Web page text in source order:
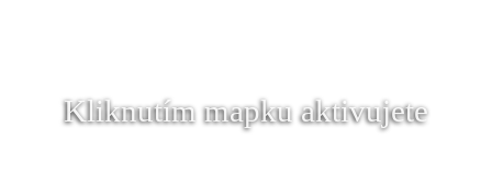
Kliknutím mapku aktivujete